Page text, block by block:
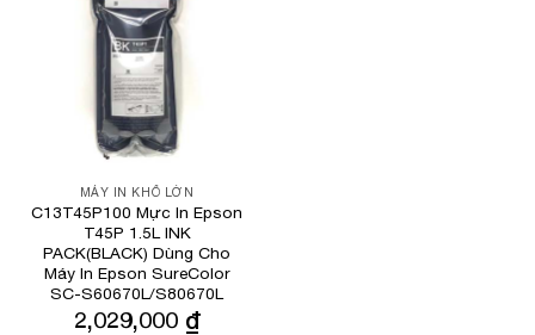
MÁY IN KHỔ LỚN
C13T45P100 Mực In Epson
T45P 1.5L INK
PACK(BLACK) Dùng Cho
Máy In Epson SureColor
SC-S60670L/S80670L
2,029,000 ₫